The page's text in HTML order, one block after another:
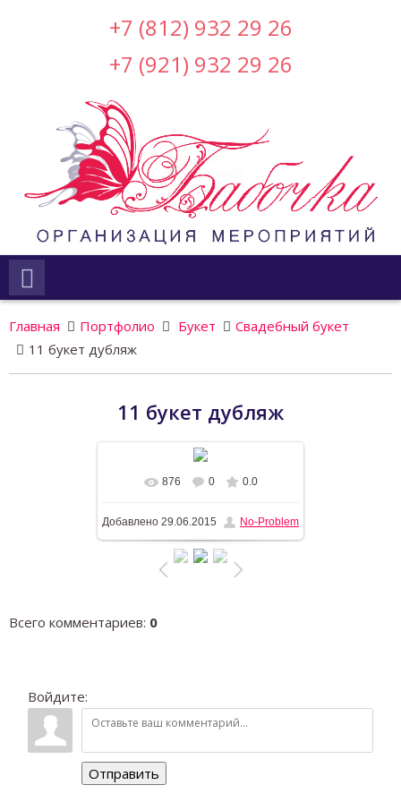
+7 (812) 932 29 26
+7 (921) 932 29 26
Главная Портфолио Букет
Свадебный букет
11 букет дубляж
11 букет дубляж
В реальном размере 1196x768
296.0Kb
876 0 0.0
Добавлено 29.06.2015 No-Problem
Всего комментариев: 0
Войдите:
Отправить